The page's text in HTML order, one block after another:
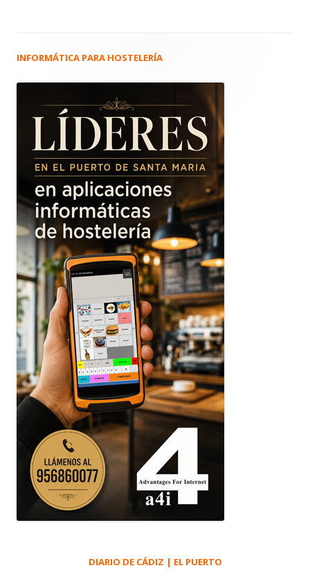
Barra
principal
INFORMÁTICA PARA HOSTELERÍA
DIARIO DE CÁDIZ | EL PUERTO